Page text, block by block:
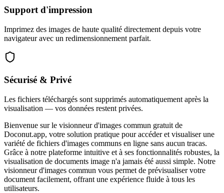
Support d'impression
Imprimez des images de haute qualité directement depuis votre
navigateur avec un redimensionnement parfait.
Sécurisé & Privé
Les fichiers téléchargés sont supprimés automatiquement après la
visualisation — vos données restent privées.
Bienvenue sur le visionneur d'images commun gratuit de
Doconut.app, votre solution pratique pour accéder et visualiser une
variété de fichiers d'images communs en ligne sans aucun tracas.
Grâce à notre plateforme intuitive et à ses fonctionnalités robustes, la
visualisation de documents image n'a jamais été aussi simple. Notre
visionneur d'images commun vous permet de prévisualiser votre
document facilement, offrant une expérience fluide à tous les
utilisateurs.